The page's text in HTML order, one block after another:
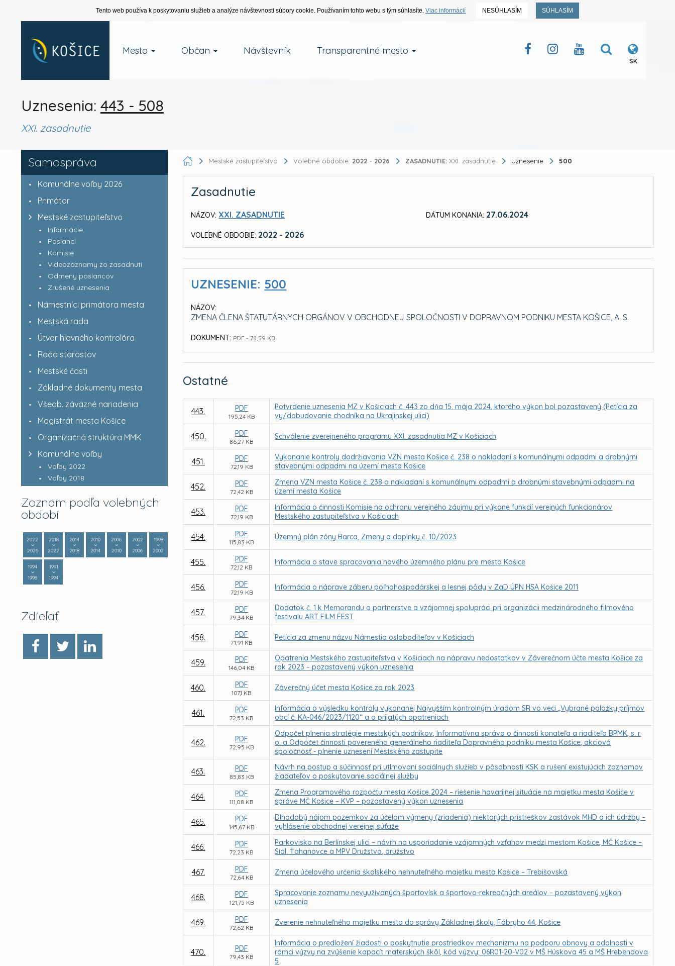
Tento web používa k poskytovaniu služieb a analýze návštevnosti súbory cookie. Používaním tohto webu s tým súhlasíte. Viac informácií NESÚHLASÍM SÚHLASÍM
Mesto Občan Návštevník Transparentné mesto
SK
Uznesenia: 443 - 508
XXI. zasadnutie
Samospráva
Komunálne voľby 2026
Primátor
Mestské zastupiteľstvo
Informácie
Poslanci
Komisie
Videozáznamy zo zasadnutí
Odmeny poslancov
Zrušené uznesenia
Námestníci primátora mesta
Mestská rada
Útvar hlavného kontrolóra
Rada starostov
Mestské časti
Základné dokumenty mesta
Všeob. záväzné nariadenia
Magistrát mesta Košice
Organizačná štruktúra MMK
Komunálne voľby
Voľby 2022
Voľby 2018
Zoznam podľa volebných
období
2022
2026
2018
2022
2014
2018
2010
2014
2006
2010
2002
2006
1998
2002
1994
1998
1991
1994
Zdieľať
Mestské zastupiteľstvo Volebné obdobie: 2022 - 2026 ZASADNUTIE: XXI. zasadnutie Uznesenie 500
Zasadnutie
NÁZOV: XXI. ZASADNUTIE
VOLEBNÉ OBDOBIE: 2022 - 2026
DÁTUM KONANIA: 27.06.2024
UZNESENIE: 500
NÁZOV:
ZMENA ČLENA ŠTATUTÁRNYCH ORGÁNOV V OBCHODNEJ SPOLOČNOSTI V DOPRAVNOM PODNIKU MESTA KOŠICE, A. S.
DOKUMENT: PDF - 78,59 KB
Ostatné
443. PDF
195,24 KB
Potvrdenie uznesenia MZ v Košiciach č. 443 zo dňa 15. mája 2024, ktorého výkon bol pozastavený (Petícia za
vy/dobudovanie chodníka na Ukrajinskej ulici)
450. PDF
86,27 KB
Schválenie zverejneného programu XXI. zasadnutia MZ v Košiciach
451. PDF
72,19 KB
Vykonanie kontroly dodržiavania VZN mesta Košice č. 238 o nakladaní s komunálnymi odpadmi a drobnými
stavebnými odpadmi na území mesta Košice
452. PDF
72,42 KB
Zmena VZN mesta Košice č. 238 o nakladaní s komunálnymi odpadmi a drobnými stavebnými odpadmi na
území mesta Košice
453. PDF
72,19 KB
Informácia o činnosti Komisie na ochranu verejného záujmu pri výkone funkcií verejných funkcionárov
Mestského zastupiteľstva v Košiciach
454. PDF
115,83 KB
Územný plán zóny Barca, Zmeny a doplnky č. 10/2023
455. PDF
72,12 KB
Informácia o stave spracovania nového územného plánu pre mesto Košice
456. PDF
72,19 KB
Informácia o náprave záberu poľnohospodárskej a lesnej pôdy v ZaD ÚPN HSA Košice 2011
457. PDF
79,34 KB
Dodatok č. 1 k Memorandu o partnerstve a vzájomnej spolupráci pri organizácii medzinárodného filmového
festivalu ART FILM FEST
458. PDF
71,91 KB
Petícia za zmenu názvu Námestia osloboditeľov v Košiciach
459. PDF
146,04 KB
Opatrenia Mestského zastupiteľstva v Košiciach na nápravu nedostatkov v Záverečnom účte mesta Košice za
rok 2023 – pozastavený výkon uznesenia
460. PDF
107,1 KB
Záverečný účet mesta Košice za rok 2023
461. PDF
72,53 KB
Informácia o výsledku kontroly vykonanej Najvyšším kontrolným úradom SR vo veci „Vybrané položky príjmov
obcí č. KA-046/2023/1120“ a o prijatých opatreniach
462. PDF
72,95 KB
Odpočet plnenia stratégie mestských podnikov, Informatívna správa o činnosti konateľa a riaditeľa BPMK, s. r.
o. a Odpočet činnosti povereného generálneho riaditeľa Dopravného podniku mesta Košice, akciová
spoločnosť - plnenie uznesení Mestského zastupite
463. PDF
85,83 KB
Návrh na postup a súčinnosť pri utlmovaní sociálnych služieb v pôsobnosti KSK a rušení existujúcich zoznamov
žiadateľov o poskytovanie sociálnej služby
464. PDF
111,08 KB
Zmena Programového rozpočtu mesta Košice 2024 – riešenie havarijnej situácie na majetku mesta Košice v
správe MČ Košice – KVP – pozastavený výkon uznesenia
465. PDF
145,67 KB
Dlhodobý nájom pozemkov za účelom výmeny (zriadenia) niektorých prístreškov zastávok MHD a ich údržby –
vyhlásenie obchodnej verejnej súťaže
466. PDF
72,23 KB
Parkovisko na Berlínskej ulici – návrh na usporiadanie vzájomných vzťahov medzi mestom Košice, MČ Košice –
Sídl. Ťahanovce a MPV Družstvo, družstvo
467. PDF
72,64 KB
Zmena účelového určenia školského nehnuteľného majetku mesta Košice – Trebišovská
468. PDF
121,75 KB
Spracovanie zoznamu nevyužívaných športovísk a športovo-rekreačných areálov – pozastavený výkon
uznesenia
469. PDF
72,62 KB
Zverenie nehnuteľného majetku mesta do správy Základnej školy, Fábryho 44, Košice
470. PDF
79,43 KB
Informácia o predložení žiadosti o poskytnutie prostriedkov mechanizmu na podporu obnovy a odolnosti v
rámci výzvy na zvýšenie kapacít materských škôl, kód výzvy: 06R01-20-V02 v MŠ Húskova 45 a MŠ Hrebendova
5